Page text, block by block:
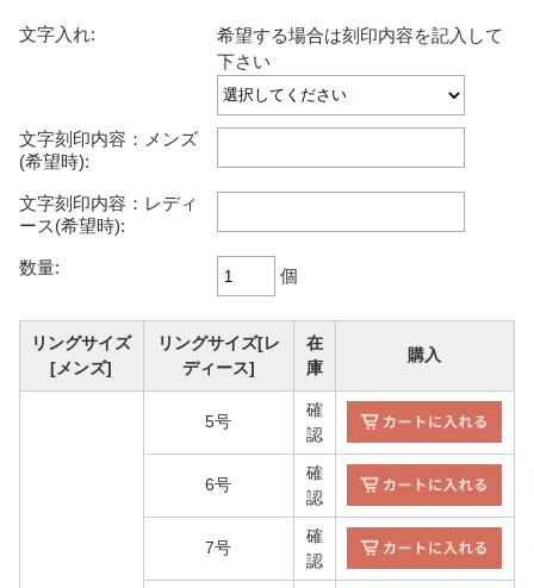
文字入れ:
希望する場合は刻印内容を記入して
下さい
文字刻印内容：メンズ
(希望時):
文字刻印内容：レディ
ース(希望時):
数量: 個
リングサイズ
[メンズ]
リングサイズ[レ
ディース]
在
庫
購入
5号
確
認
6号
確
認
7号
確
認